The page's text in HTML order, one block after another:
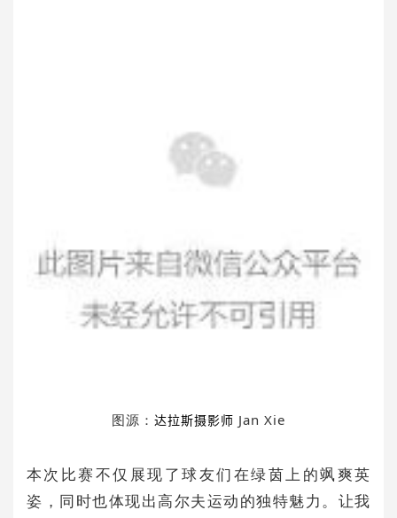
图源： 达拉斯摄影师 Jan Xie
本次比赛不仅展现了球友们在绿茵上的飒爽英
姿，同时也体现出高尔夫运动的独特魅力。让我